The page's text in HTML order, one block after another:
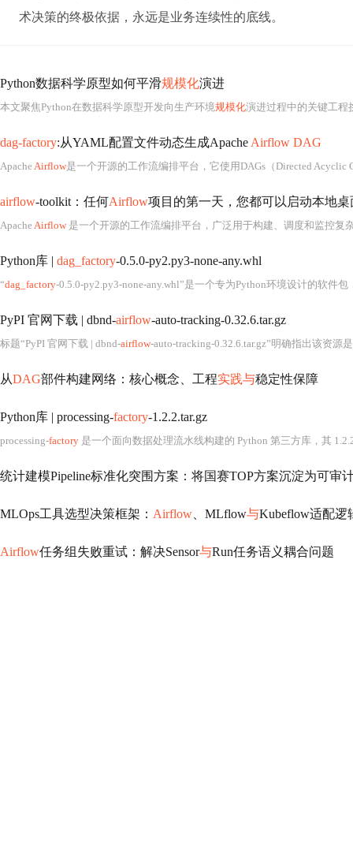
术决策的终极依据，永远是业务连续性的底线。
Python数据科学原型如何平滑规模化演进
本文聚焦Python在数据科学原型开发向生产环境规模化演进过程中的关键工程挑战，涵盖内存管理（
dag-factory:从YAML配置文件动态生成Apache Airflow DAG
Apache Airflow是一个开源的工作流编排平台，它使用DAGs（Directed Acyclic Graphs）来定义工作流。DAGs
airflow-toolkit：任何Airflow项目的第一天，您都可以启动本地桌
Apache Airflow是一个开源的工作流编排平台，广泛用于构建、调度和监控复
Python库 | dag_factory-0.5.0-py2.py3-none-any.whl
“dag_factory-0.5.0-py2.py3-none-any.whl”是一个专为Python环境设计的软件包
PyPI 官网下载 | dbnd-airflow-auto-tracking-0.32.6.tar.gz
标题“PyPI 官网下载 | dbnd-airflow-auto-tracking-0.32.6.tar.gz”明确指出该资源是一个从 Python
从DAG部件构建网络：核心概念、工程实践与稳定性保障
Python库 | processing-factory-1.2.2.tar.gz
processing-factory 是一个面向数据处理流水线构建的 Python 第三方库，其 1.2.2 版本以源码分
统计建模Pipeline标准化突围方案：将国赛TOP方案沉淀为可审
MLOps工具选型决策框架： Airflow 、MLflow与Kubeflow适配逻
Airflow任务组失败重试：解决Sensor与Run任务语义耦合问题